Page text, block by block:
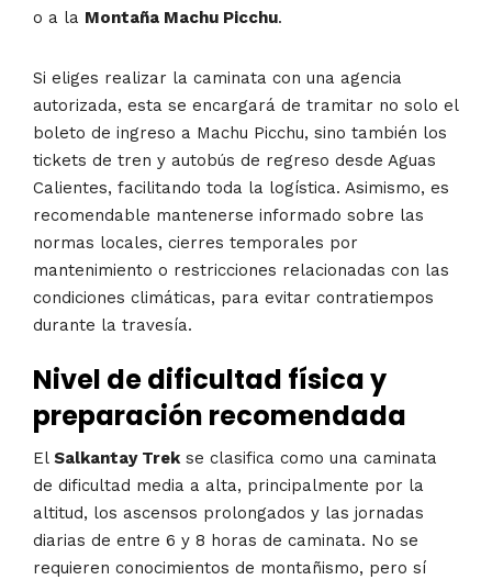
o a la Montaña Machu Picchu.
Si eliges realizar la caminata con una agencia
autorizada, esta se encargará de tramitar no solo el
boleto de ingreso a Machu Picchu, sino también los
tickets de tren y autobús de regreso desde Aguas
Calientes, facilitando toda la logística. Asimismo, es
recomendable mantenerse informado sobre las
normas locales, cierres temporales por
mantenimiento o restricciones relacionadas con las
condiciones climáticas, para evitar contratiempos
durante la travesía.
Nivel de dificultad física y
preparación recomendada
El Salkantay Trekse clasifica como una caminata
de dificultad media a alta, principalmente por la
altitud, los ascensos prolongados y las jornadas
diarias de entre 6 y 8 horas de caminata. No se
requieren conocimientos de montañismo, pero sí